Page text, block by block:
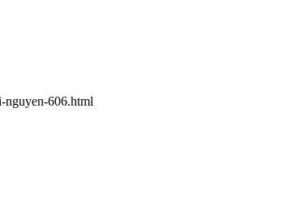
nguyen-606.html